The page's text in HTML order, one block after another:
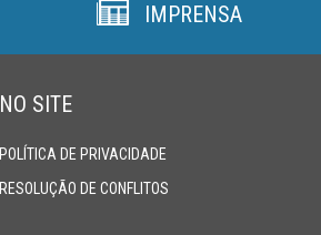
IMPRENSA
NO SITE
POLÍTICA DE PRIVACIDADE
RESOLUÇÃO DE CONFLITOS